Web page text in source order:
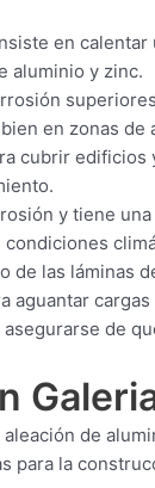
en calentar
aluminio y zinc.
en zonas de
cubrir
y tiene
las láminas
aguantar
de
de
para la